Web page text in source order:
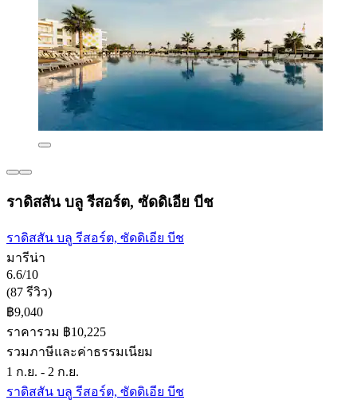
ราดิสสัน บลู รีสอร์ต, ซัดดิเอีย บีช
ราดิสสัน บลู รีสอร์ต, ซัดดิเอีย บีช
มารีน่า
6.6/10
(87 รีวิว)
฿9,040
ราคารวม ฿10,225
รวมภาษีและค่าธรรมเนียม
1 ก.ย. - 2 ก.ย.
ราดิสสัน บลู รีสอร์ต, ซัดดิเอีย บีช